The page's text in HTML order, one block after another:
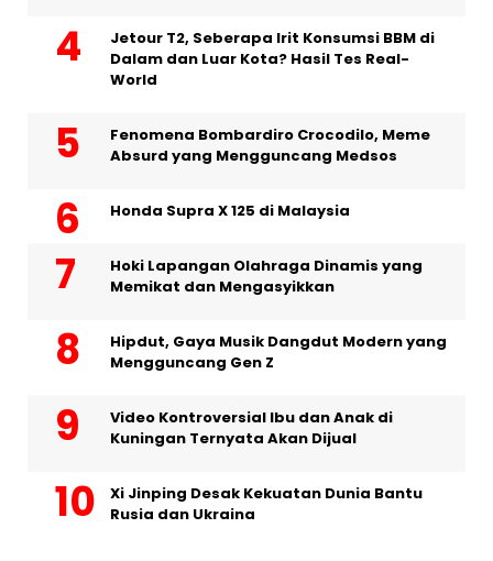
Jetour T2, Seberapa Irit Konsumsi BBM di
Dalam dan Luar Kota? Hasil Tes Real-
World
Fenomena Bombardiro Crocodilo, Meme
Absurd yang Mengguncang Medsos
Honda Supra X 125 di Malaysia
Hoki Lapangan Olahraga Dinamis yang
Memikat dan Mengasyikkan
Hipdut, Gaya Musik Dangdut Modern yang
Mengguncang Gen Z
Video Kontroversial Ibu dan Anak di
Kuningan Ternyata Akan Dijual
Xi Jinping Desak Kekuatan Dunia Bantu
Rusia dan Ukraina